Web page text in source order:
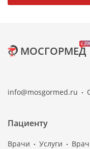
c
МОСГОРМЕД
info@mosgormed.ru
Пациенту
Врачи Услуги